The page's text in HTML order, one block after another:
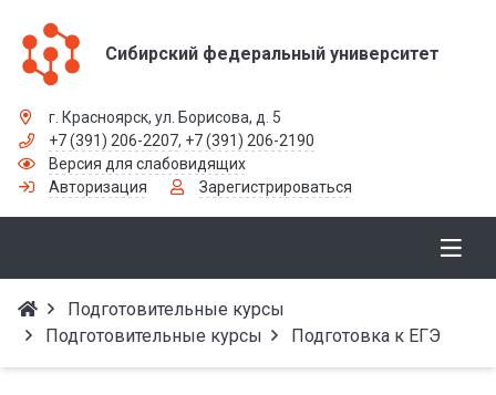
Сибирский федеральный университет
г. Красноярск, ул. Борисова, д. 5
+7 (391) 206-2207, +7 (391) 206-2190
Версия для слабовидящих
Авторизация
Зарегистрироваться
Подготовительные курсы
Подготовительные курсы
Подготовка к ЕГЭ